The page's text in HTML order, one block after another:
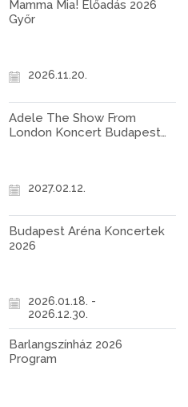
Mamma Mia! Előadás 2026
Győr
2026.11.20.
Adele The Show From
London Koncert Budapest
2027.02.12.
Budapest Aréna Koncertek
2026
2026.01.18. -
2026.12.30.
Barlangszínház 2026
Program